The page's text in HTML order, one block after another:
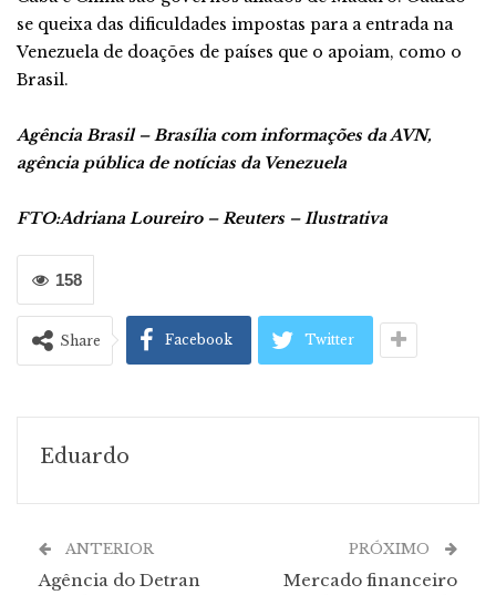
se queixa das dificuldades impostas para a entrada na
Venezuela de doações de países que o apoiam, como o
Brasil.
Agência Brasil – Brasília com informações da AVN,
agência pública de notícias da Venezuela
FTO:Adriana Loureiro – Reuters – Ilustrativa
158
Share Facebook Twitter
Eduardo
ANTERIOR
Agência do Detran
PRÓXIMO
Mercado financeiro